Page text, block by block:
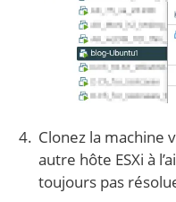
Clonez la machine
autre hôte ESXi à
toujours pas